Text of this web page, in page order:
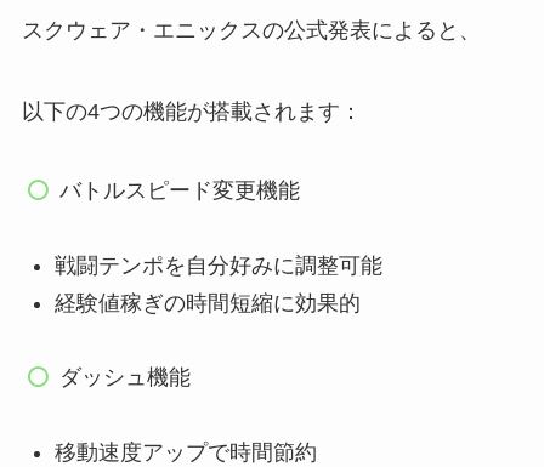
スクウェア・エニックスの公式発表によると、
以下の4つの機能が搭載されます：
バトルスピード変更機能
戦闘テンポを自分好みに調整可能
経験値稼ぎの時間短縮に効果的
ダッシュ機能
移動速度アップで時間節約